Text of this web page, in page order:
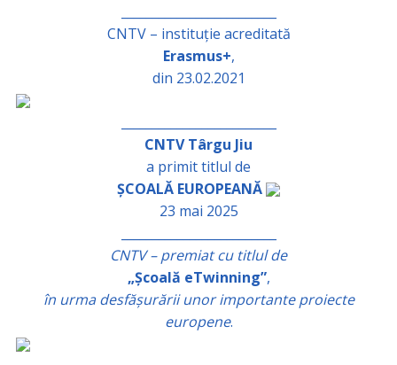
CNTV – instituție acreditată
Erasmus+,
din 23.02.2021
CNTV Târgu Jiu
a primit titlul de
ȘCOALĂ EUROPEANĂ
23 mai 2025
CNTV – premiat cu titlul de
„Școală eTwinning”,
în urma desfășurării unor importante proiecte
europene.